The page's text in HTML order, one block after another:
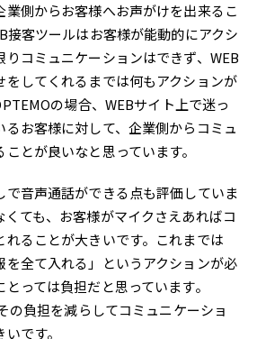
業側からお客様へお声がけを出来るこ
接客ツールはお客様が能動的にアクシ
りコミュニケーションはできず、WEB
をしてくれるまでは何もアクションが
の場合、WEBサイト上で迷っ
るお客様に対して、企業側からコミュ
とが良いなと思っています。
で音声通話ができる点も評価していま
くても、お客様がマイクさえあればコ
れることが大きいです。これまでは
を全て入れる」というアクションが必
っては負担だと思っています。
の負担を減らしてコミュニケーショ
です。